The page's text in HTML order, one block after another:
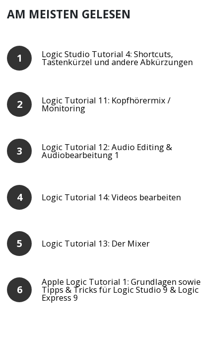
AM MEISTEN GELESEN
Logic Studio Tutorial 4: Shortcuts,
Tastenkürzel und andere Abkürzungen
Logic Tutorial 11: Kopfhörermix /
Monitoring
Logic Tutorial 12: Audio Editing &
Audiobearbeitung 1
Logic Tutorial 14: Videos bearbeiten
Logic Tutorial 13: Der Mixer
Apple Logic Tutorial 1: Grundlagen sowie
Tipps & Tricks für Logic Studio 9 & Logic
Express 9